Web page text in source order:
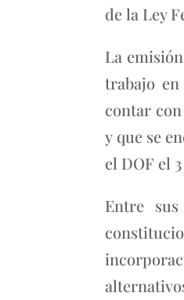
de la Ley
La
trabajo
contar
y que se
el DOF el
Entre